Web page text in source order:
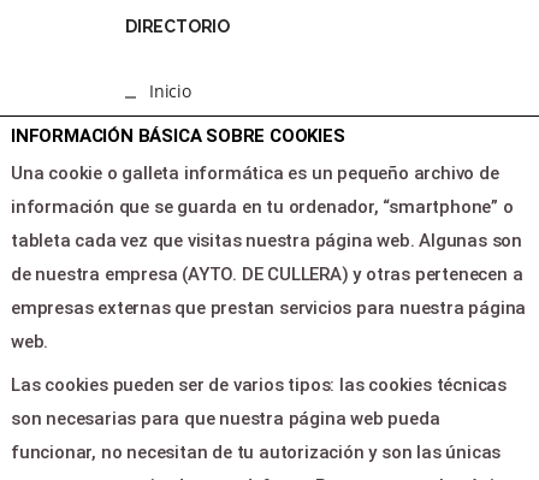
DIRECTORIO
Inicio
Programacion
Area clientes
Contacto
LEGAL & PAGOS
Política de privacidad
Contactar
INFORMACIÓN BÁSICA SOBRE COOKIES
Una cookie o galleta informática es un pequeño archivo de
información que se guarda en tu ordenador, “smartphone” o
tableta cada vez que visitas nuestra página web. Algunas son
de nuestra empresa (AYTO. DE CULLERA) y otras pertenecen a
empresas externas que prestan servicios para nuestra página
web.
Las cookies pueden ser de varios tipos: las cookies técnicas
son necesarias para que nuestra página web pueda
funcionar, no necesitan de tu autorización y son las únicas